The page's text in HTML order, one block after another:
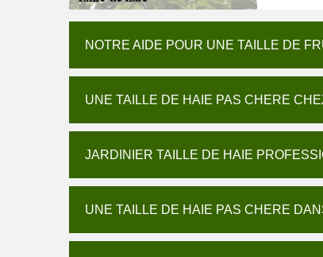
NOTRE AIDE POUR UNE TAILLE DE
UNE TAILLE DE HAIE PAS CHERE
JARDINIER TAILLE DE HAIE
UNE TAILLE DE HAIE PAS CHERE